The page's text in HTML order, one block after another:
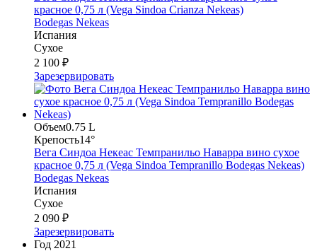
красное 0,75 л (Vega Sindoa Crianza Nekeas)
Bodegas Nekeas
Испания
Сухое
2 100 ₽
Зарезервировать
Объем0.75 L
Крепость14°
Вега Синдоа Некеас Темпранильо Наварра вино сухое
красное 0,75 л (Vega Sindoa Tempranillo Bodegas Nekeas)
Bodegas Nekeas
Испания
Сухое
2 090 ₽
Зарезервировать
Год 2021